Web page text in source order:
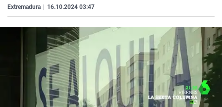
Extremadura 16.10.2024 03:47